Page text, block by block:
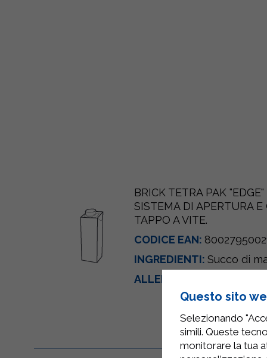
BRICK TETRA PAK
SISTEMA DI APERTURA
TAPPO A VITE.
CODICE EAN:
INGREDIENTI: Succo di
ALLERGENI:
Questo sito
Selezionando
simili. Queste
monitorare la tua